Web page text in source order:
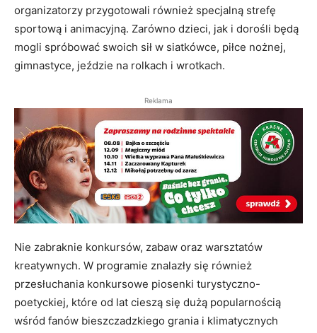
organizatorzy przygotowali również specjalną strefę
sportową i animacyjną. Zarówno dzieci, jak i dorośli będą
mogli spróbować swoich sił w siatkówce, piłce nożnej,
gimnastyce, jeździe na rolkach i wrotkach.
Reklama
Nie zabraknie konkursów, zabaw oraz warsztatów
kreatywnych. W programie znalazły się również
przesłuchania konkursowe piosenki turystyczno-
poetyckiej, które od lat cieszą się dużą popularnością
wśród fanów bieszczadzkiego grania i klimatycznych